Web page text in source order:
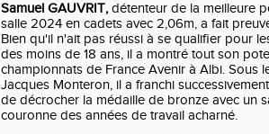
Samuel GAUVRIT,détenteur de la meilleure
salle 2024 en cadets avec 2,06m, a fait
Bien qu'il n'ait pas réussi à se qualifier pour
des moins de 18 ans, il a montré tout son
championnats de France Avenir à Albi. Sous
Jacques Monteron, il a franchi
de décrocher la médaille de bronze avec un
couronne des années de travail acharné.